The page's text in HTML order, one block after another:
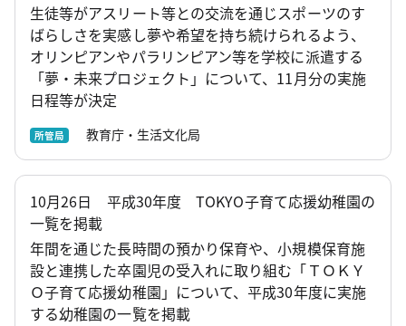
生徒等がアスリート等との交流を通じスポーツのす
ばらしさを実感し夢や希望を持ち続けられるよう、
オリンピアンやパラリンピアン等を学校に派遣する
「夢・未来プロジェクト」について、11月分の実施
日程等が決定
所管局 教育庁・生活文化局
10月26日 平成30年度 TOKYO子育て応援幼稚園の
一覧を掲載
年間を通じた長時間の預かり保育や、小規模保育施
設と連携した卒園児の受入れに取り組む「ＴＯＫＹ
Ｏ子育て応援幼稚園」について、平成30年度に実施
する幼稚園の一覧を掲載